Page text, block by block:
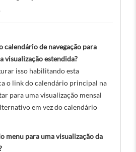
calendário de navegação para
visualização estendida?
isso habilitando esta
o link do calendário principal na
para uma visualização mensal
em vez do calendário
menu para uma visualização da